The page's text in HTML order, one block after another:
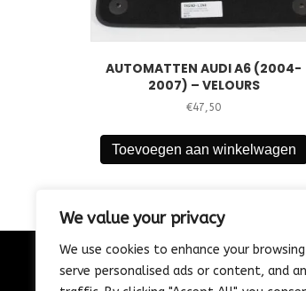
We value your privacy
We use cookies to enhance your
serve personalised ads or content, and
AUTOMATTEN AUDI A6 (2004-
2007) – VELOURS
€47,50
Toevoegen aan winkelwagen
CONTACT